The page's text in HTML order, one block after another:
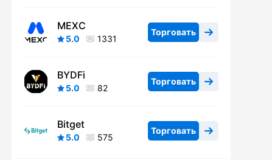
MEXC
5.0 1331
Торговать
BYDFi
5.0 82
Торговать
Bitget
5.0 575
Торговать